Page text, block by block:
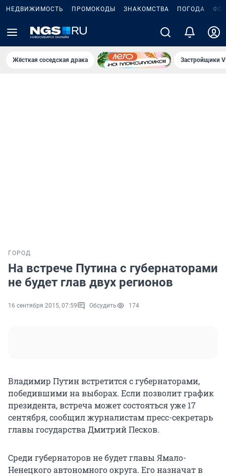
НЕДВИЖИМОСТЬ ПРОМОКОДЫ ЗНАКОМСТВА ПОГОДА
Жёсткая соседская драка Застройщики
ГОРОД
На встрече Путина с губернаторами
не будет глав двух регионов
16 сентября 2015, 07:59 Обсудить 174
Владимир Путин встретится с губернаторами,
победившими на выборах. Если позволит график
президента, встреча может состояться уже 17
сентября, сообщил журналистам пресс-секретарь
главы государства Дмитрий Песков.
Среди губернаторов не будет главы Ямало-
Ненецкого автономного округа. Его назначат в